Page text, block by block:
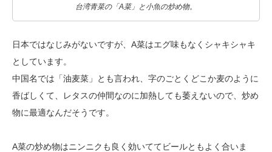
台湾青菜の「A菜」と小魚の炒め物。
日本ではなじみがないですが、A菜はエグ味もなくシャキシャキ
としています。
中国名では「油麦菜」とも言われ、字のごとくどこか麦のように
香ばしくて、
レタスの仲間なのに加熱しても萎えないので、炒め
物に最適なんだそうです。
A菜の炒め物はニンニクも良く効いててビールともよく合いま